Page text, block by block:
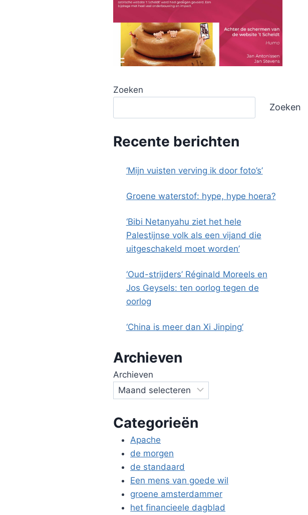
Zoeken
Zoeken
Recente berichten
‘Mijn vuisten verving ik door foto’s’
Groene waterstof: hype, hype hoera?
‘Bibi Netanyahu ziet het hele
Palestijnse volk als een vijand die
uitgeschakeld moet worden’
‘Oud-strijders’ Réginald Moreels en
Jos Geysels: ten oorlog tegen de
oorlog
‘China is meer dan Xi Jinping’
Archieven
Archieven
Categorieën
Apache
de morgen
de standaard
Een mens van goede wil
groene amsterdammer
het financieele dagblad